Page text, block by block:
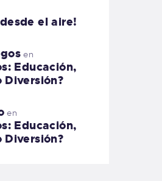
el aire!
en
Educación,
Diversión?
en
Educación,
Diversión?